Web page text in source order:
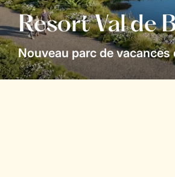
Resort Val de
Nouveau parc de vacances